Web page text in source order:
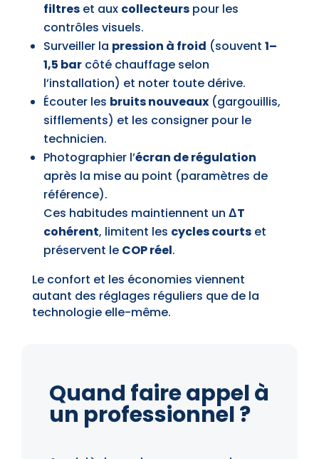
filtreset aux collecteurspour les
contrôles visuels.
Surveiller la pression à froid (souvent 1–
1,5 barcôté chauffage selon
l’installation) et noter toute dérive.
Écouter les bruits nouveaux(gargouillis,
sifflements) et les consigner pour le
technicien.
Photographier l’écran de régulation
après la mise au point (paramètres de
référence).
Ces habitudes maintiennent un ΔT
cohérent, limitent les cycles courtset
préservent le COP réel.
Le confort et les économies viennent
autant des réglages réguliers que de la
technologie elle-même.
Quand faire appel à
un professionnel ?